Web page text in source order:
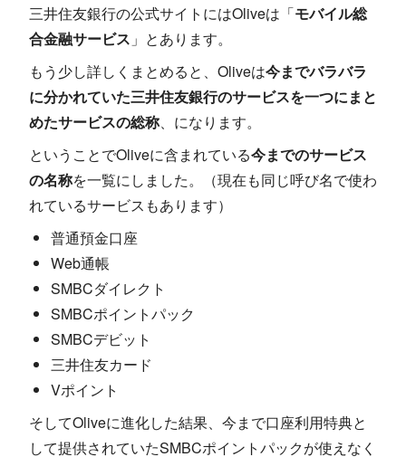
三井住友銀行の公式サイトにはOliveは「モバイル総
合金融サービス 」とあります。
もう少し詳しくまとめると、Oliveは今までバラバラ
に分かれていた三井住友銀行のサービスを一つにまと
めたサービスの総称、になります。
ということでOliveに含まれている今までのサービス
の名称を一覧にしました。（現在も同じ呼び名で使わ
れているサービスもあります）
普通預金口座
Web通帳
SMBCダイレクト
SMBCポイントパック
SMBCデビット
三井住友カード
Vポイント
そしてOliveに進化した結果、今まで口座利用特典と
して提供されていたSMBCポイントパックが使えなく